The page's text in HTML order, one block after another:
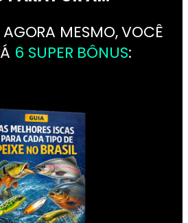
MESMO, VOCÊ
6 SUPER BÔNUS: